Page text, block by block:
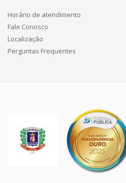
Horário de atendimento
Fale Conosco
Localização
Perguntas Frequentes